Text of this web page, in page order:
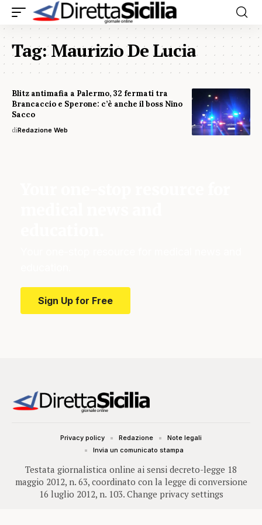
Tag:Maurizio De Lucia
Blitz antimafia a Palermo, 32 fermati tra
Brancaccio e Sperone: c’è anche il boss Nino
Sacco
diRedazione Web
Sign Up for Free
Testata giornalistica online ai sensi decreto-legge 18
maggio 2012, n. 63, coordinato con la legge di conversione
16 luglio 2012, n. 103. Change privacy settings
Privacy policy Redazione
Note legali
Invia un comunicato stampa